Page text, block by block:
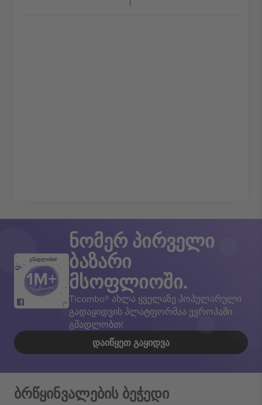
გმადლობთ!
ნომერ პირველი
ბაზარი
მსოფლიოში.
Ticombo® ახლა ყველაზე პოპულარული
გადაყიდვის პლატფორმაა ევროპაში.
გმადლობთ!
ᲓᲐᲘᲬᲧᲔᲗ ᲒᲐᲧᲘᲓᲕᲐ
ბრწყინვალების ბეჭედი